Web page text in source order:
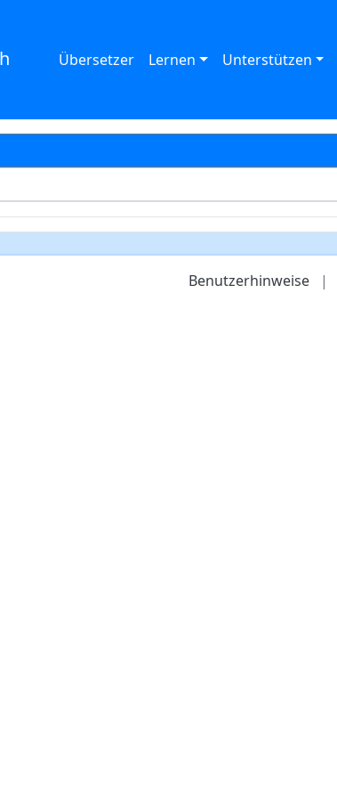
Übersetzer Lernen Unterstützen
Benutzerhinweise |